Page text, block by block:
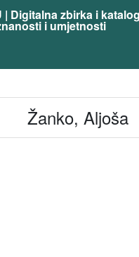
| Digitalna zbirka i
i umjetnosti
Žanko, Aljoša